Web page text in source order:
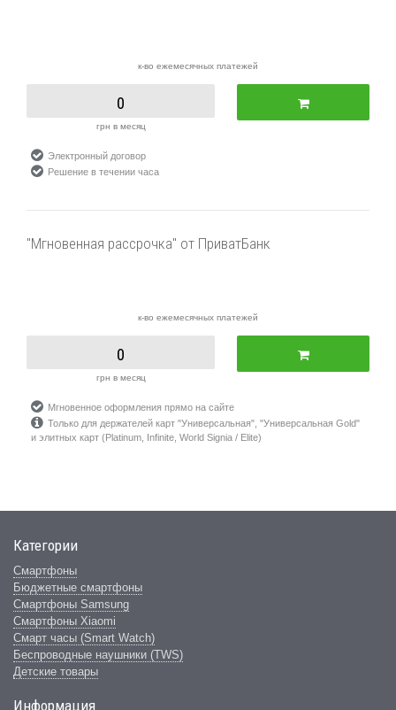
к-во ежемесячных платежей
0
грн в месяц
Электронный договор
Решение в течении часа
"Мгновенная рассрочка" от ПриватБанк
к-во ежемесячных платежей
0
грн в месяц
Мгновенное оформления прямо на сайте
Только для держателей карт "Универсальная", "Универсальная Gold"
и элитных карт (Platinum, Infinite, World Signia / Elite)
Категории
Смартфоны
Бюджетные смартфоны
Смартфоны Samsung
Смартфоны Xiaomi
Смарт часы (Smart Watch)
Беспроводные наушники (TWS)
Детские товары
Информация